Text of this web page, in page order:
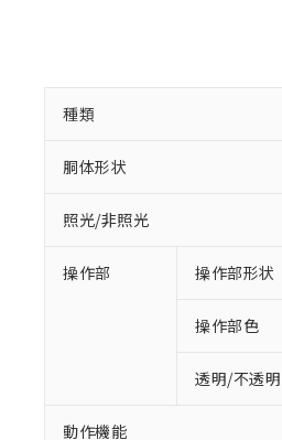
種類
胴体形状
照光/非照光
操作部 操作部形状
操作部色
透明/不透明
動作機能